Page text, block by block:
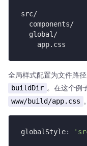
src/
  components/
  global/
    app.css
全局样式配置为文件路
buildDir 。在这个例
www/build/app.css 。
globalStyle: